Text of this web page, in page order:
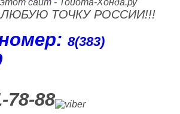
сайт - Тойота-Хонда.ру
ТОЧКУ РОССИИ!!!
8(383)
78-88